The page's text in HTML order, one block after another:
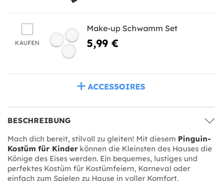
KAUFEN
Make-up Schwamm Set
5,99 €
ACCESSOIRES
BESCHREIBUNG
Mach dich bereit, stilvoll zu gleiten! Mit diesem Pinguin-
Kostüm für Kinder können die Kleinsten des Hauses die
Könige des Eises werden. Ein bequemes, lustiges und
perfektes Kostüm für Kostümfeiern, Karneval oder
einfach zum Spielen zu Hause in voller Komfort.